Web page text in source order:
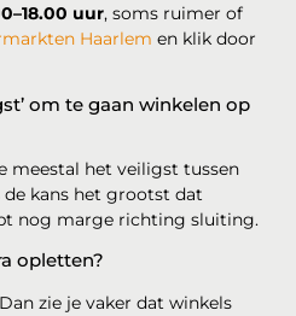
uur, soms ruimer of
Haarlem en klik door
om te gaan winkelen op
meestal het veiligst tussen
de kans het grootst dat
nog marge richting sluiting.
opletten?
zie je vaker dat winkels